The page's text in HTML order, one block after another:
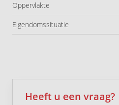
Oppervlakte
Eigendomssituatie
Heeft u een vraag?